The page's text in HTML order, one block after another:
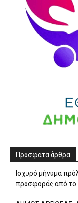
Πρόσφατα άρθρα
Ισχυρό μήνυμα
προσφοράς από το